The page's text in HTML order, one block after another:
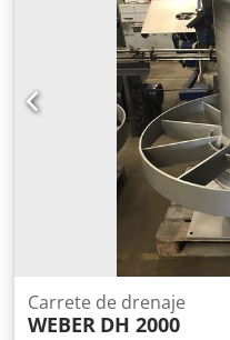
vídeo. Además, nuestro
más representativas y de
Lamentablemente, no es
+++++
Carrete de drenaje
WEBER DH 2000